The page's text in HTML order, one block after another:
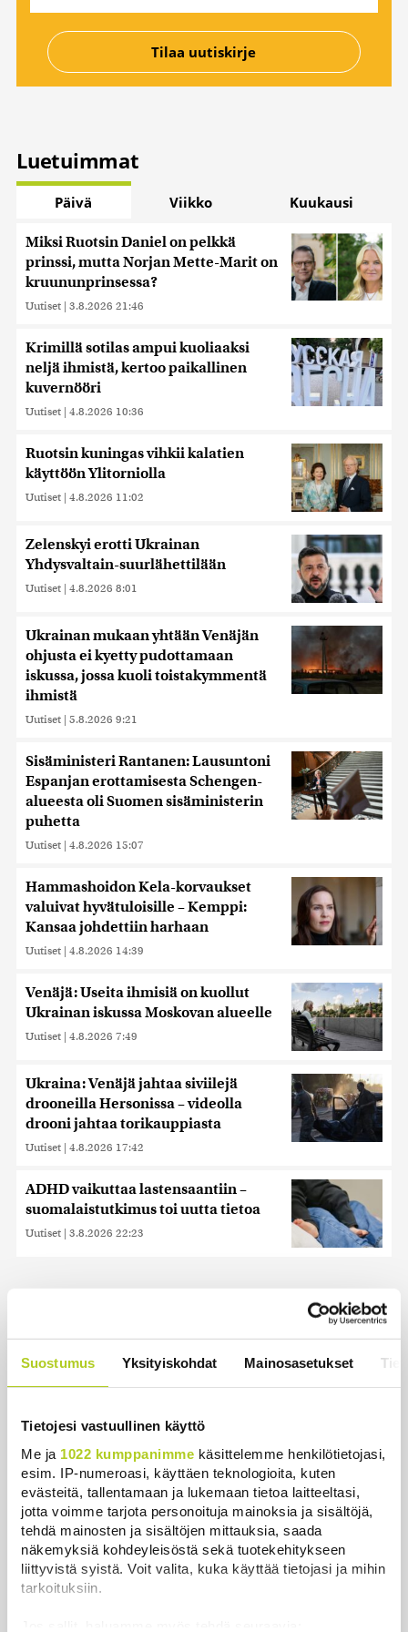
Suostumus Yksityiskohdat Mainosasetukset
Tietojesi vastuullinen käyttö
Me ja 1022 kumppanimme käsittelemme henkilötietojasi,
esim. IP-numeroasi, käyttäen teknologioita, kuten
evästeitä, tallentamaan ja lukemaan tietoa laitteeltasi,
jotta voimme tarjota personoituja mainoksia ja sisältöjä,
tehdä mainosten ja sisältöjen mittauksia, saada
näkemyksiä kohdeyleisöstä sekä tuotekehitykseen
liittyvistä syistä. Voit valita, kuka käyttää tietojasi ja mihin
tarkoituksiin.
Luetuimmat
Päivä Viikko Kuukausi
Miksi Ruotsin Daniel on pelkkä
prinssi, mutta Norjan Mette-Marit on
kruununprinsessa?
Uutiset | 3.8.2026 21:46
Krimillä sotilas ampui kuoliaaksi
neljä ihmistä, kertoo paikallinen
kuvernööri
Uutiset | 4.8.2026 10:36
Ruotsin kuningas vihkii kalatien
käyttöön Ylitorniolla
Uutiset | 4.8.2026 11:02
Zelenskyi erotti Ukrainan
Yhdysvaltain-suurlähettilään
Uutiset | 4.8.2026 8:01
Ukrainan mukaan yhtään Venäjän
ohjusta ei kyetty pudottamaan
iskussa, jossa kuoli toistakymmentä
ihmistä
Uutiset | 5.8.2026 9:21
Sisäministeri Rantanen: Lausuntoni
Espanjan erottamisesta Schengen-
alueesta oli Suomen sisäministerin
puhetta
Uutiset | 4.8.2026 15:07
Hammashoidon Kela-korvaukset
valuivat hyvätuloisille – Kemppi:
Kansaa johdettiin harhaan
Uutiset | 4.8.2026 14:39
Venäjä: Useita ihmisiä on kuollut
Ukrainan iskussa Moskovan alueelle
Uutiset | 4.8.2026 7:49
Ukraina: Venäjä jahtaa siviilejä
drooneilla Hersonissa – videolla
drooni jahtaa torikauppiasta
Uutiset | 4.8.2026 17:42
ADHD vaikuttaa lastensaantiin –
suomalaistutkimus toi uutta tietoa
Uutiset | 3.8.2026 22:23
Uusimmat
Kuin kauhuelokuvasta – Oletko kuullut
Uutiset | 5.8.2026 23:00
Tiedätkö milloin ja miksi Suomessa oli aivan oma
kalenteri?
Uutiset | 5.8.2026 22:30
Murska-arvio: Nato on vuosikymmenen jäljessä
Venäjän suorituskyvystä